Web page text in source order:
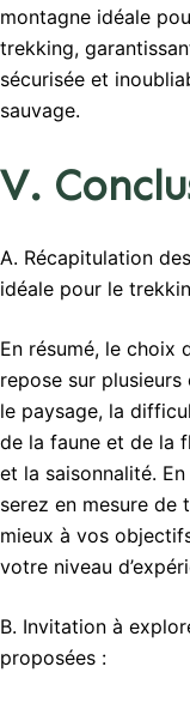
montagne idéale
trekking,
sécurisée et
sauvage.
V.
A. Récapitulation
idéale pour le
En résumé, le choix
repose sur plusieurs
le paysage, la
de la faune et de la
et la saisonnalité.
serez en mesure de
mieux à vos
votre niveau
B. Invitation à
proposées :